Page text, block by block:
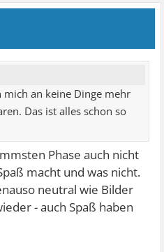
an keine Dinge mehr
Das ist alles schon so
Phase auch nicht
macht und was nicht.
neutral wie Bilder
- auch Spaß haben